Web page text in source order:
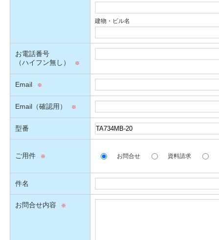
建物・ビル名
お電話番号
（ハイフン無し）
Email
Email（確認用）
型番
ご用件 お問合せ 資料請求
件名
お問合せ内容